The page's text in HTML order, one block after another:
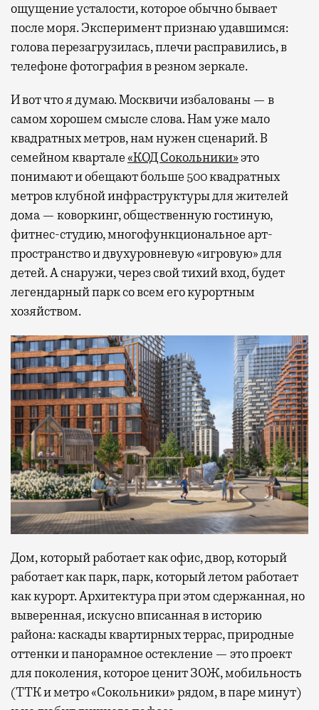
ощущение усталости, которое обычно бывает
после моря. Эксперимент признаю удавшимся:
голова перезагрузилась, плечи расправились, в
телефоне фотография в резном зеркале.
И вот что я думаю. Москвичи избалованы — в
самом хорошем смысле слова. Нам уже мало
квадратных метров, нам нужен сценарий. В
семейном квартале«КОД Сокольники»это
понимают и обещают больше 500 квадратных
метров клубной инфраструктуры для жителей
дома — коворкинг, общественную гостиную,
фитнес-студию, многофункциональное арт-
пространство и двухуровневую «игровую» для
детей. А снаружи, через свой тихий вход, будет
легендарный парк со всем его курортным
хозяйством.
Дом, который работает как офис, двор, который
работает как парк, парк, который летом работает
как курорт. Архитектура при этом сдержанная, но
выверенная, искусно вписанная в историю
района: каскады квартирных террас, природные
оттенки и панорамное остекление — это проект
для поколения, которое ценит ЗОЖ, мобильность
(ТТК и метро «Сокольники» рядом, в паре минут)